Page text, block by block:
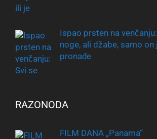
Ispao prsten na
noge, ali džabe, samo
pronađe
RAZONODA
FILM DANA „Panama“